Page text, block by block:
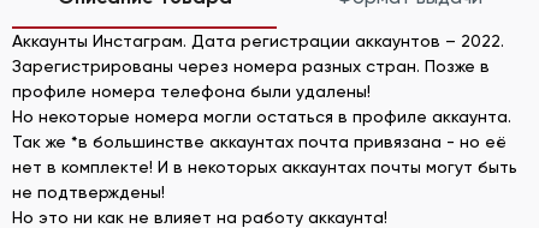
Аккаунты Инстаграм. Дата регистрации аккаунтов – 2022.
Зарегистрированы через номера разных стран. Позже в
профиле номера телефона были удалены!
Но некоторые номера могли остаться в профиле аккаунта.
Так же *в большинстве аккаунтах почта привязана - но её
нет в комплекте! И в некоторых аккаунтах почты могут быть
не подтверждены!
Но это ни как не влияет на работу аккаунта!